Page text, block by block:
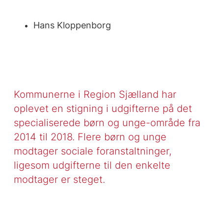
Hans Kloppenborg
Kommunerne i Region Sjælland har
oplevet en stigning i udgifterne på det
specialiserede børn og unge-område fra
2014 til 2018. Flere børn og unge
modtager sociale foranstaltninger,
ligesom udgifterne til den enkelte
modtager er steget.